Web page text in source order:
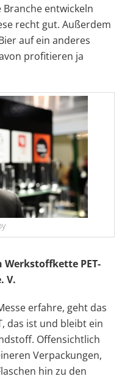
entwickeln
recht gut. Außerdem
auf ein anderes
profitieren ja
PET-
V.
erfahre, geht das
das ist und bleibt ein
Offensichtlich
Verpackungen,
hin zu den